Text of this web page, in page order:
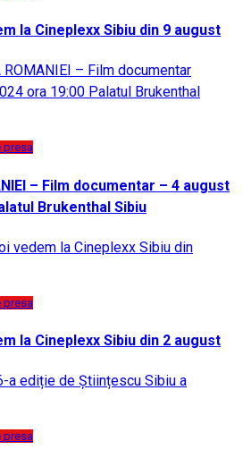
la Cineplexx Sibiu din 9 august
presa
– Film documentar – 4 august
Brukenthal Sibiu
presa
la Cineplexx Sibiu din 2 august
presa